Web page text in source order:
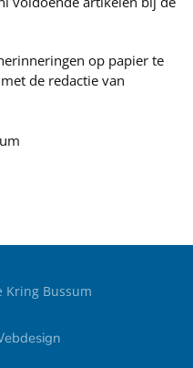
op papier te
de redactie van
Bussum